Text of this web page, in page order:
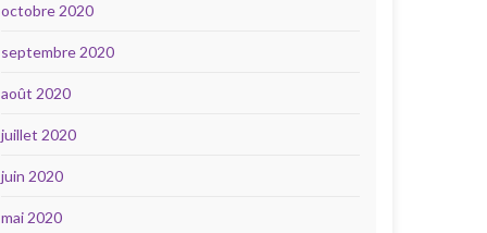
octobre 2020
septembre 2020
août 2020
juillet 2020
juin 2020
mai 2020